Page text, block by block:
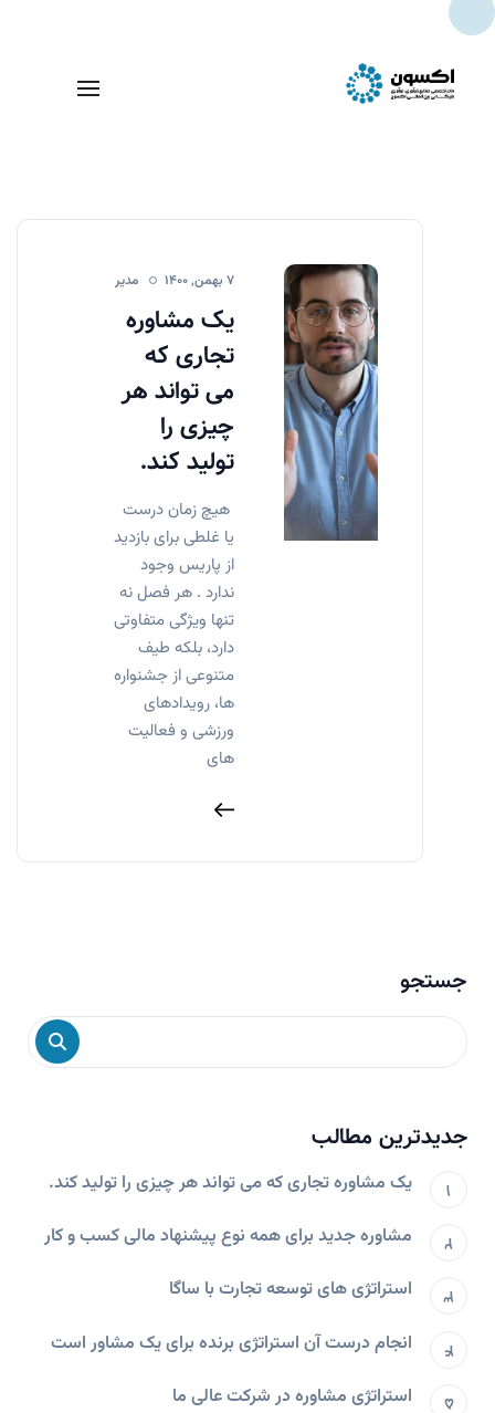
7 بهمن, 1400 مدیر
یک مشاوره
تجاری که
می تواند هر
چیزی را
تولید کند.
هیچ زمان درست
یا غلطی برای بازدید
از پاریس وجود
ندارد . هر فصل نه
تنها ویژگی متفاوتی
دارد، بلکه طیف
متنوعی از جشنواره
ها، رویدادهای
ورزشی و فعالیت
های
جستجو
جدیدترین مطالب
یک مشاوره تجاری که می تواند هر چیزی را تولید کند.
مشاوره جدید برای همه نوع پیشنهاد مالی کسب و کار
استراتژی های توسعه تجارت با ساگا
انجام درست آن استراتژی برنده برای یک مشاور است
استراتژی مشاوره در شرکت عالی ما